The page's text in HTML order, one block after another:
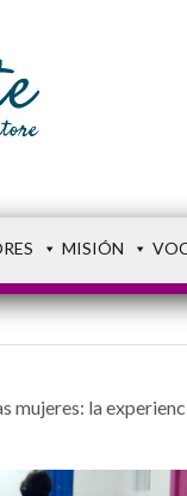
MISIÓN
mujeres: la